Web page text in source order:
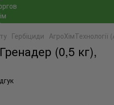
Гербіциди АгроХімТехнології
(0,5 кг),